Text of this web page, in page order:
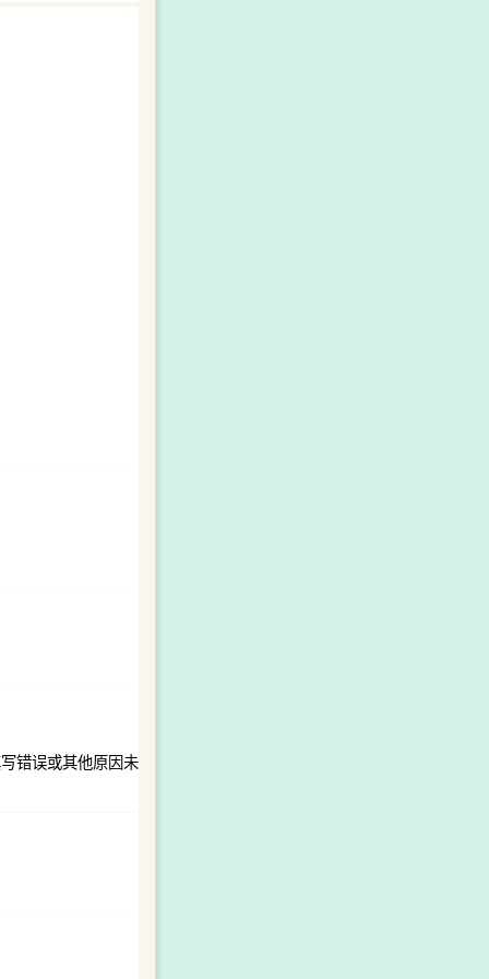
错误或其他原因未